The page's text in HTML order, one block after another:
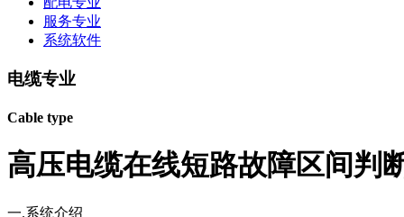
服务专业
系统软件
电缆专业
Cable type
高压电缆在线短路故障区间判
一.系统介绍